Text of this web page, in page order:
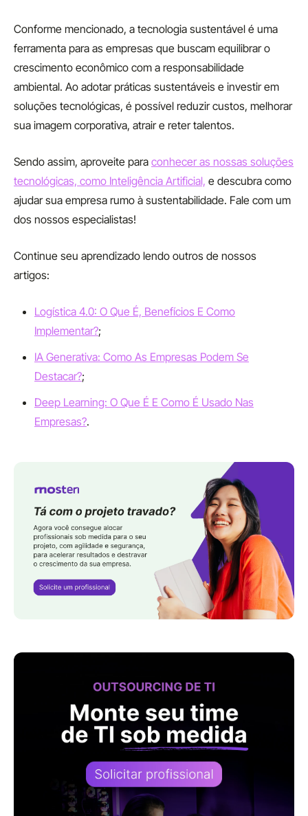
Conforme mencionado, a tecnologia sustentável é uma
ferramenta para as empresas que buscam equilibrar o
crescimento econômico com a responsabilidade
ambiental. Ao adotar práticas sustentáveis e investir em
soluções tecnológicas, é possível reduzir custos, melhorar
sua imagem corporativa, atrair e reter talentos.
Sendo assim, aproveite para conhecer as nossas soluções
tecnológicas, como Inteligência Artificial, e descubra como
ajudar sua empresa rumo à sustentabilidade. Fale com um
dos nossos especialistas!
Continue seu aprendizado lendo outros de nossos
artigos:
Logística 4.0: O Que É, Benefícios E Como
Implementar?;
IA Generativa: Como As Empresas Podem Se
Destacar?;
Deep Learning: O Que É E Como É Usado Nas
Empresas?.